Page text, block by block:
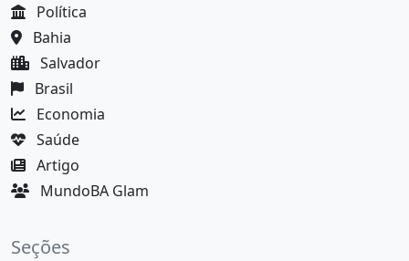
Política
Bahia
Salvador
Brasil
Economia
Saúde
Artigo
MundoBA Glam
Seções